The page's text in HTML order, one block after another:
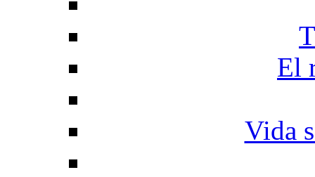
El
Vida